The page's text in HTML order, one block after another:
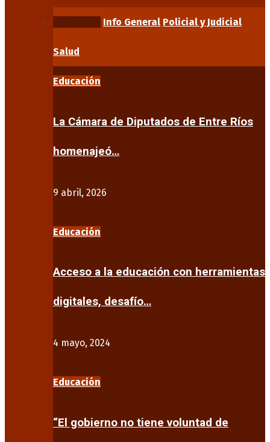
Info General Policial y Judicial
Salud
Educación
La Cámara de Diputados de Entre Ríos
homenajeó…
9 abril, 2026
Educación
Acceso a la educación con herramientas
digitales, desafío…
4 mayo, 2024
Educación
“El gobierno no tiene voluntad de